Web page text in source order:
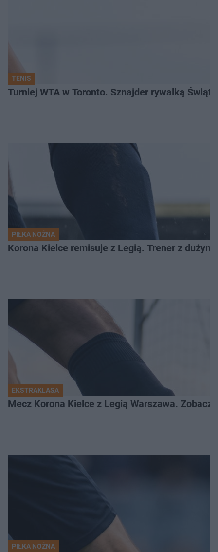
TENIS
Turniej WTA w Toronto. Sznajder rywalką
PIŁKA NOŻNA
Korona Kielce remisuje z Legią. Trener z dużym
EKSTRAKLASA
Mecz Korona Kielce z Legią Warszawa. Zobacz
PIŁKA NOŻNA